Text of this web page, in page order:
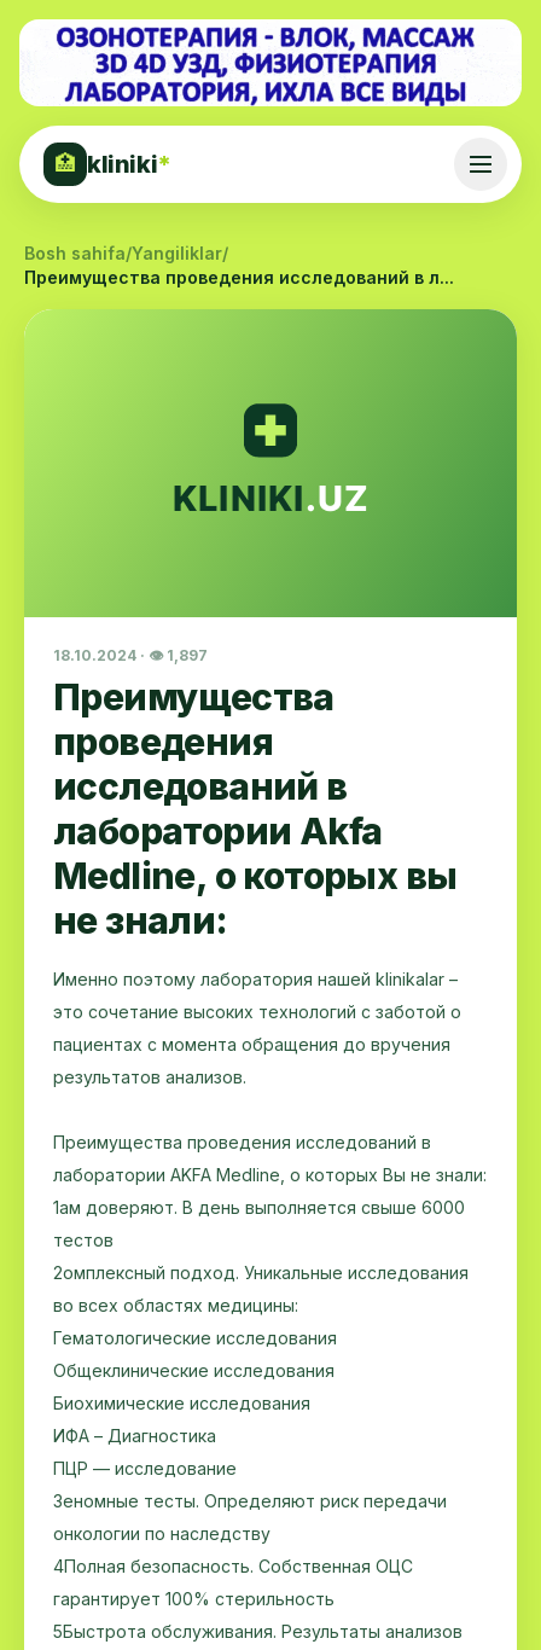
🏥 kliniki*
Bosh sahifa/Yangiliklar/
Преимущества проведения исследований в л...
18.10.2024 · 👁 1,897
Преимущества
проведения
исследований в
лаборатории Akfa
Medline, о которых вы
не знали:
Именно поэтому лаборатория нашей klinikalar –
это сочетание высоких технологий с заботой о
пациентах с момента обращения до вручения
результатов анализов.
Преимущества проведения исследований в
лаборатории AKFA Medline, о которых Вы не знали:
1ам доверяют. В день выполняется свыше 6000
тестов
2омплексный подход. Уникальные исследования
во всех областях медицины:
Гематологические исследования
Общеклинические исследования
Биохимические исследования
ИФА – Диагностика
ПЦР — исследование
3️еномные тесты. Определяют риск передачи
онкологии по наследству
4Полная безопасность. Собственная ОЦС
гарантирует 100% стерильность
5Быстрота обслуживания. Результаты анализов